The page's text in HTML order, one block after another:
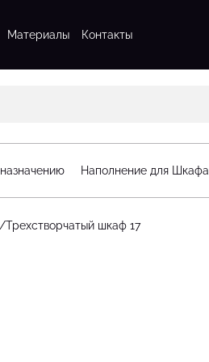
Стенки для гостинной
Материалы Контакты
Наполнение для Шкафа
Трехстворчатый шкаф 17